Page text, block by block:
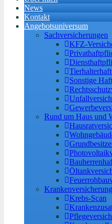
News
Kontakt
Angebotsuniversum
Sachversicherungen
KFZ-
Sonstige
Rund um Haus und
Krankenversicherung
Krebs-Scan